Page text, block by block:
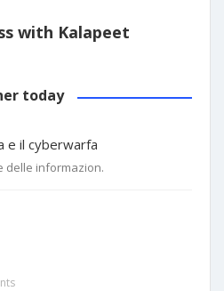
with Kalapeet
today
e il cyberwarfa
delle informazion.